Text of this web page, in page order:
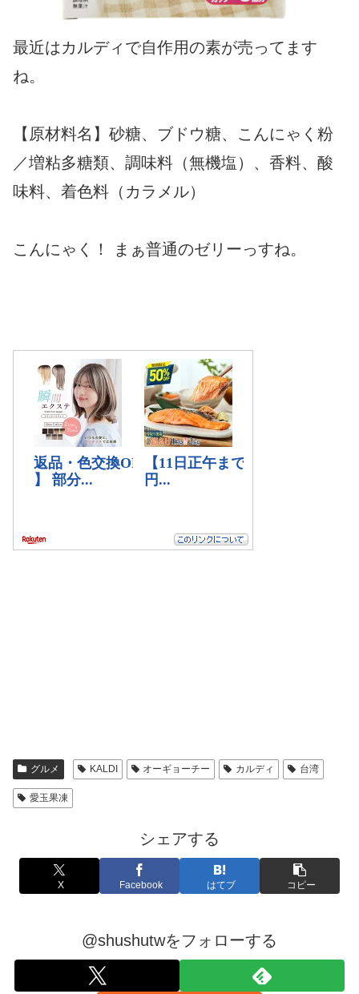
最近はカルディで自作用の素が売ってます
ね。
【原材料名】砂糖、ブドウ糖、こんにゃく粉
／増粘多糖類、調味料（無機塩）、香料、酸
味料、着色料（カラメル）
こんにゃく！ まぁ普通のゼリーっすね。
グルメ KALDI オーギョーチー カルディ 台湾
愛玉果凍
シェアする
X Facebook はてブ コピー
@shushutwをフォローする